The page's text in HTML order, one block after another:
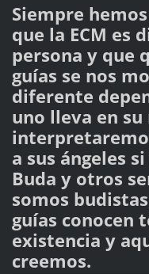
Siempre
que la ECM es
persona y que
guías se nos
diferente
uno lleva en
a sus ángeles
Buda y otros
somos
guías conocen
existencia y
creemos.